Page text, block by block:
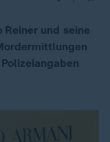
und seine